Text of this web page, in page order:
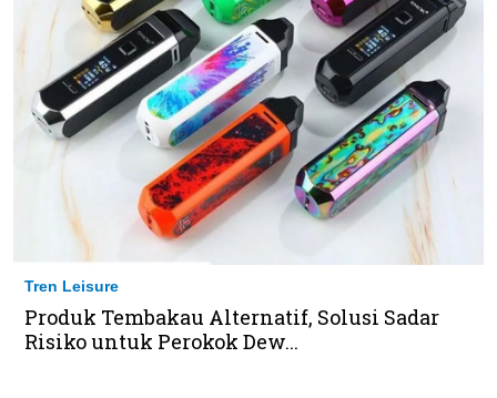
Tren Leisure
Produk Tembakau Alternatif, Solusi Sadar
Risiko untuk Perokok Dew...